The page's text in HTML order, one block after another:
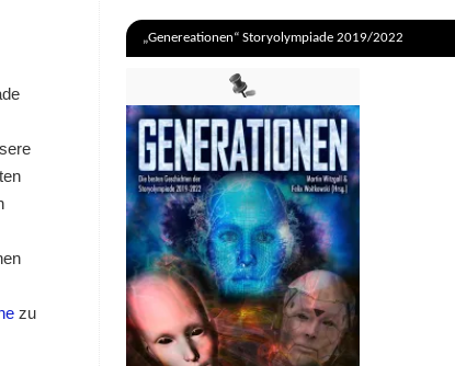
zu
„Genereationen“ Storyolympiade 2019/2022